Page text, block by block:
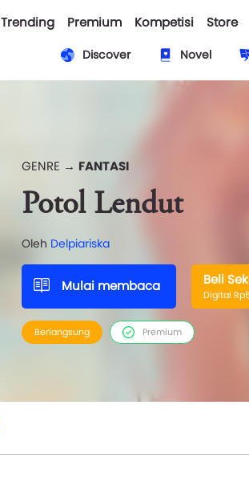
Trending Premium Kompetisi Store
Discover Novel
GENRE → FANTASI
Potol Lendut
Oleh Delpiariska
Mulai membaca Beli
Digital
Berlangsung Premium